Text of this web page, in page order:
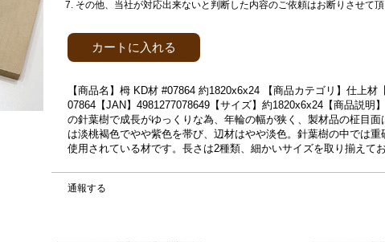
その他、当社が対応出来ないと判断した内容のご依頼はお断りさせて頂
カートに入れる
【商品名】栂 KD材 #07864 約1820x6x24 【商品カテゴリ】仕上材
07864【JAN】4981277078649【サイズ】約1820x6x24【商品説明
の針葉樹で成長がゆっくりな為、年輪の幅が狭く、製材品の柾目
は淡桃褐色でやや紫色を帯び、辺材はやや淡色。針葉樹の中では
使用されている材です。長さは2種類、細かいサイズを取り揃えてお
通報する